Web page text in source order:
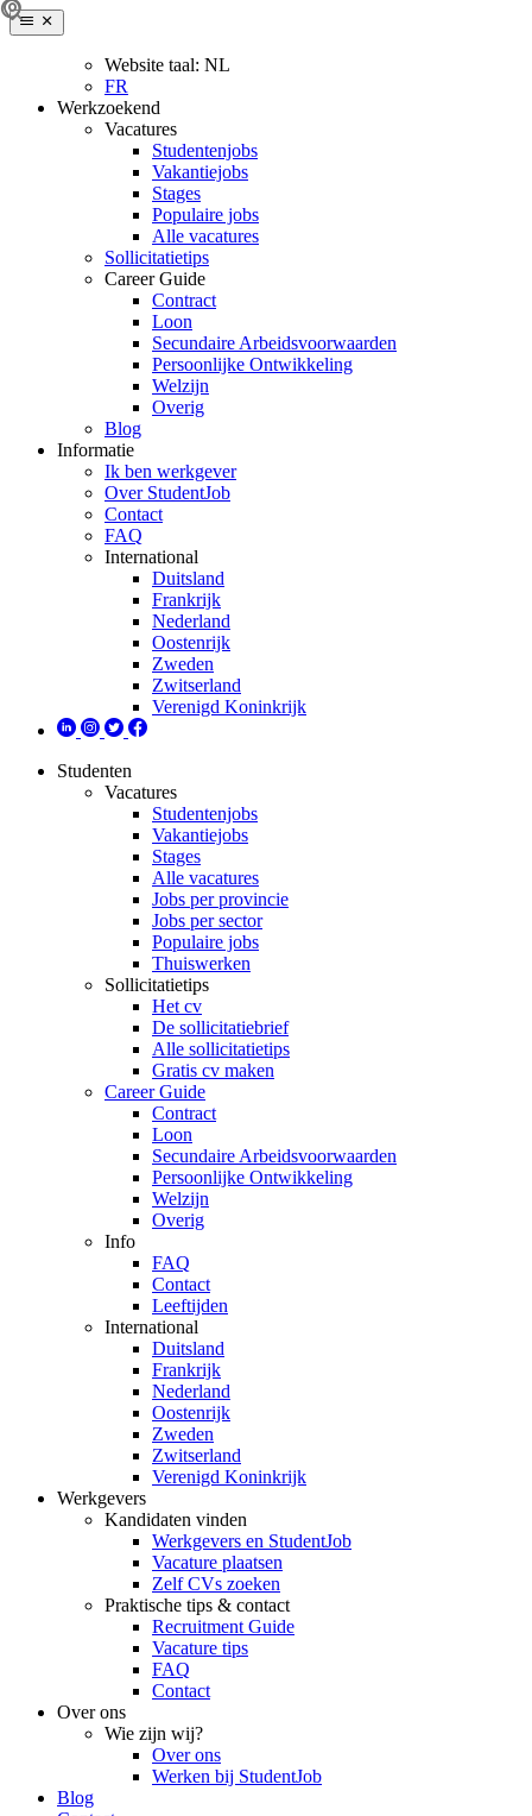
Website taal: NL
FR
Werkzoekend
Vacatures
Studentenjobs
Vakantiejobs
Stages
Populaire jobs
Alle vacatures
Sollicitatietips
Career Guide
Contract
Loon
Secundaire Arbeidsvoorwaarden
Persoonlijke Ontwikkeling
Welzijn
Overig
Blog
Informatie
Ik ben werkgever
Over StudentJob
Contact
FAQ
International
Duitsland
Frankrijk
Nederland
Oostenrijk
Zweden
Zwitserland
Verenigd Koninkrijk
Studenten
Vacatures
Studentenjobs
Vakantiejobs
Stages
Alle vacatures
Jobs per provincie
Jobs per sector
Populaire jobs
Thuiswerken
Sollicitatietips
Het cv
De sollicitatiebrief
Alle sollicitatietips
Gratis cv maken
Career Guide
Contract
Loon
Secundaire Arbeidsvoorwaarden
Persoonlijke Ontwikkeling
Welzijn
Overig
Info
FAQ
Contact
Leeftijden
International
Duitsland
Frankrijk
Nederland
Oostenrijk
Zweden
Zwitserland
Verenigd Koninkrijk
Werkgevers
Kandidaten vinden
Werkgevers en StudentJob
Vacature plaatsen
Zelf CVs zoeken
Praktische tips & contact
Recruitment Guide
Vacature tips
FAQ
Contact
Over ons
Wie zijn wij?
Over ons
Werken bij StudentJob
Blog